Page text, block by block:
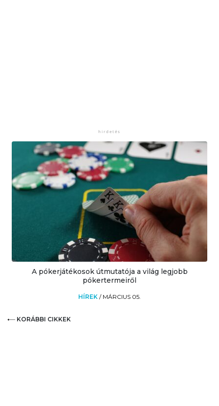
A pókerjátékosok útmutatója a világ legjobb
pókertermeiről
HÍREK / MÁRCIUS 05.
KORÁBBI CIKKEK